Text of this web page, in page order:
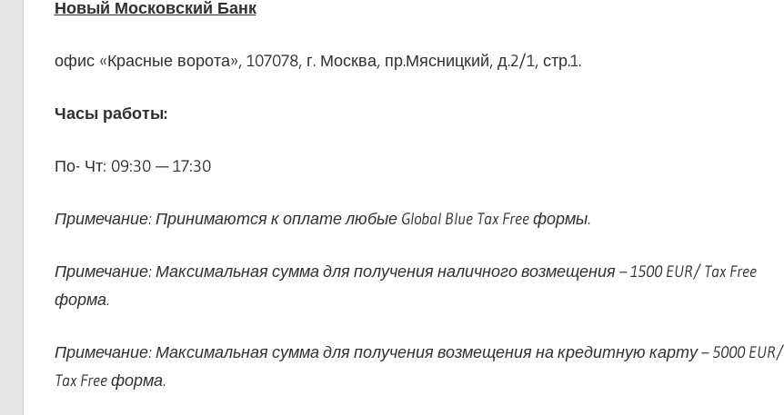
Новый Московский Банк
офис «Красные ворота», 107078, г. Москва, пр.Мясницкий, д.2/1, стр.1.
Часы работы:
По- Чт: 09:30 — 17:30
Примечание: Принимаются к оплате любые Global Blue Tax Free формы.
Примечание: Максимальная сумма для получения наличного возмещения – 1500 EUR/ Tax Free
форма.
Примечание: Максимальная сумма для получения возмещения на кредитную карту – 5000 EUR/
Tax Free форма.